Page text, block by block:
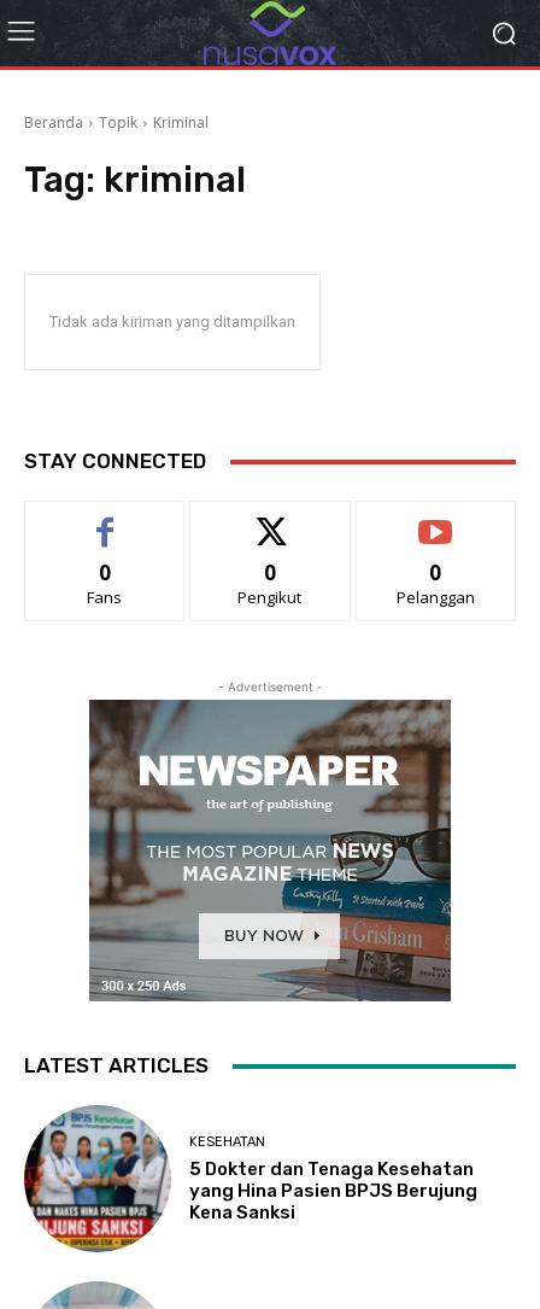
Beranda Topik Kriminal
Tag: kriminal
Tidak ada kiriman yang ditampilkan
STAY CONNECTED
0
Fans
0
Pengikut
0
Pelanggan
- Advertisement -
LATEST ARTICLES
KESEHATAN
5 Dokter dan Tenaga Kesehatan
yang Hina Pasien BPJS Berujung
Kena Sanksi